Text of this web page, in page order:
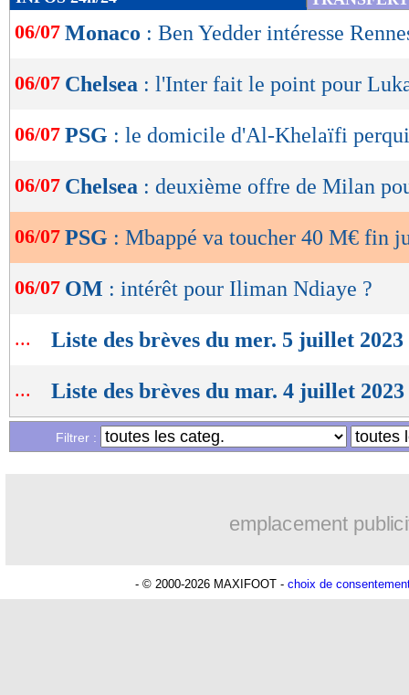
de
lecture
OK
06/07 Monaco : Ben Yedder intéresse
06/07 Chelsea : l'Inter fait le point pour
06/07 PSG : le domicile d'Al-Khelaïfi
06/07 Chelsea : deuxième offre de Milan
06/07 PSG : Mbappé va toucher 40 M€ fin
06/07 OM : intérêt pour Iliman Ndiaye ?
... Liste des brèves du mer. 5 juillet 2023
... Liste des brèves du mar. 4 juillet 2023
Filtrer :
emplacement
- © 2000-2026 MAXIFOOT - choix de